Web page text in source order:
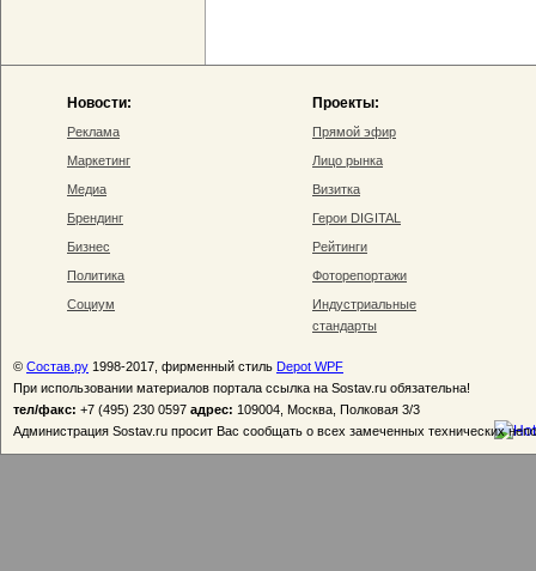
Новости:
Реклама
Маркетинг
Медиа
Брендинг
Бизнес
Политика
Социум
Проекты:
Прямой эфир
Лицо рынка
Визитка
Герои DIGITAL
Рейтинги
Фоторепортажи
Индустриальные
стандарты
© Состав.ру 1998-2017, фирменный стиль Depot WPF
При использовании материалов портала ссылка на Sostav.ru обязательна!
тел/факс: +7 (495) 230 0597 адрес: 109004, Москва, Полковая 3/3
Администрация Sostav.ru просит Вас сообщать о всех замеченных технических